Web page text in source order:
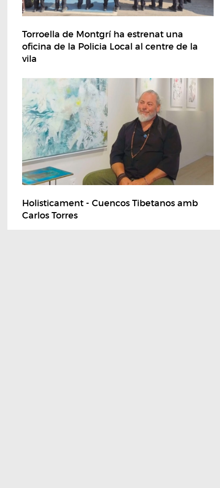
Torroella de Montgrí ha estrenat una
oficina de la Policia Local al centre de la
vila
Holisticament - Cuencos Tibetanos amb
Carlos Torres